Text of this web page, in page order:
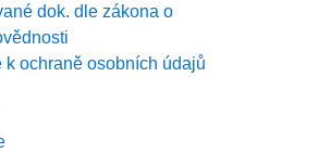
dok. dle zákona o
k ochraně osobních údajů